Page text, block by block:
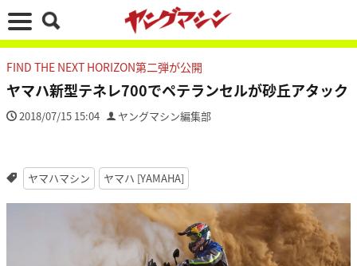
FIND THE NEXT HORIZON第二弾が公開
ヤマハ新型テネレ700でペテランセルが砂丘アタック
2018/07/15 15:04 ヤングマシン編集部
ヤマハマシン ヤマハ [YAMAHA]